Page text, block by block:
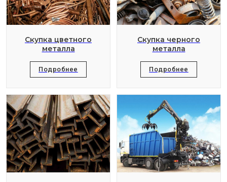
Скупка цветного
металла
Подробнее
Скупка черного
металла
Подробнее